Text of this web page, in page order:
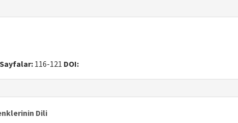
Sayfalar: 116-121 DOI:
Dili